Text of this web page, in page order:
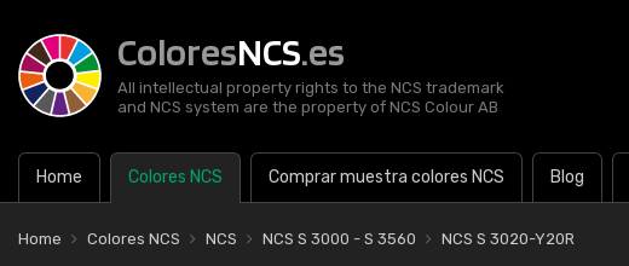
ColoresNCS.es
All intellectual property rights to the NCS trademark
and NCS system are the property of NCS Colour AB
Home Colores NCS Comprar muestra colores NCS Blog
Home Colores NCS NCS NCS S 3000 - S 3560 NCS S 3020-Y20R